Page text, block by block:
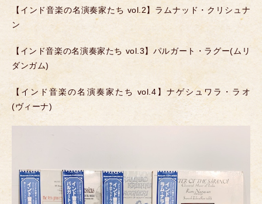
【インド音楽の名演奏家たち vol.2】ラムナッド・クリシュナ
ン
【インド音楽の名演奏家たち vol.3】パルガート・ラグー(ムリ
ダンガム)
【インド音楽の名演奏家たち vol.4】ナゲシュワラ・ラオ
(ヴィーナ)